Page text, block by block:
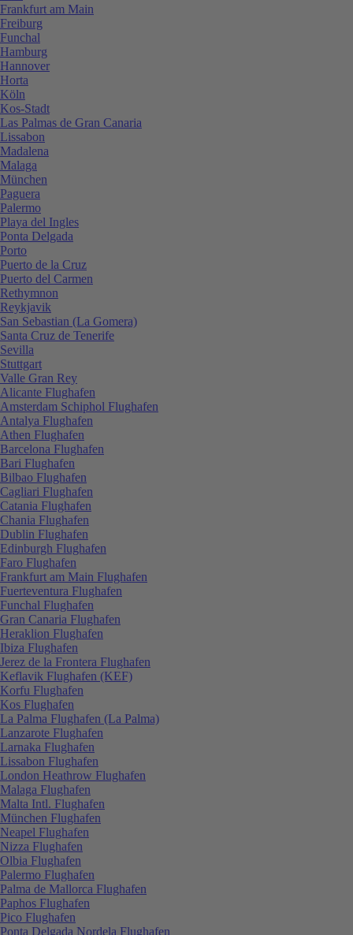
Frankfurt am Main
Freiburg
Funchal
Hamburg
Hannover
Horta
Köln
Kos-Stadt
Las Palmas de Gran Canaria
Lissabon
Madalena
Malaga
München
Paguera
Palermo
Playa del Ingles
Ponta Delgada
Porto
Puerto de la Cruz
Puerto del Carmen
Rethymnon
Reykjavik
San Sebastian (La Gomera)
Santa Cruz de Tenerife
Sevilla
Stuttgart
Valle Gran Rey
Alicante Flughafen
Amsterdam Schiphol Flughafen
Antalya Flughafen
Athen Flughafen
Barcelona Flughafen
Bari Flughafen
Bilbao Flughafen
Cagliari Flughafen
Catania Flughafen
Chania Flughafen
Dublin Flughafen
Edinburgh Flughafen
Faro Flughafen
Frankfurt am Main Flughafen
Fuerteventura Flughafen
Funchal Flughafen
Gran Canaria Flughafen
Heraklion Flughafen
Ibiza Flughafen
Jerez de la Frontera Flughafen
Keflavik Flughafen (KEF)
Korfu Flughafen
Kos Flughafen
La Palma Flughafen (La Palma)
Lanzarote Flughafen
Larnaka Flughafen
Lissabon Flughafen
London Heathrow Flughafen
Malaga Flughafen
Malta Intl. Flughafen
München Flughafen
Neapel Flughafen
Nizza Flughafen
Olbia Flughafen
Palermo Flughafen
Palma de Mallorca Flughafen
Paphos Flughafen
Pico Flughafen
Ponta Delgada Nordela Flughafen